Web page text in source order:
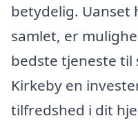
betydelig. Uanset
samlet, er
bedste tjeneste til
Kirkeby en
tilfredshed i dit